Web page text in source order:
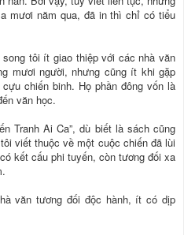
mươi năm qua, đã in thì chỉ có tiểu
tôi ít giao thiệp với các nhà văn
mươi người, nhưng cũng ít khi gặp
chiến binh. Họ phần đông vốn là
văn học.
Tranh Ai Ca”, dù biết là sách cũng
viết thuộc về một cuộc chiến đã lùi
kết cấu phi tuyến, còn tương đối xa
văn tương đối độc hành, ít có dịp